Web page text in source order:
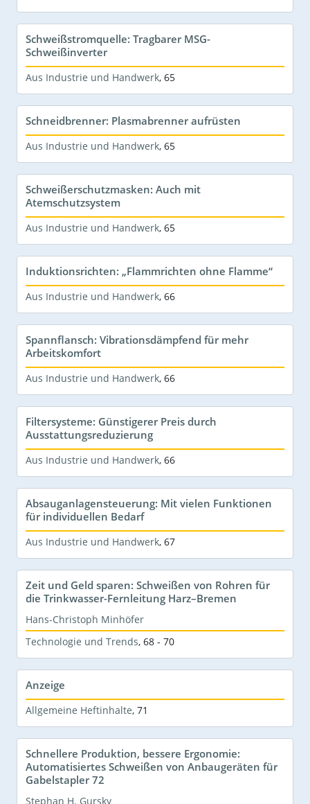
Schweißstromquelle: Tragbarer MSG-
Schweißinverter
Aus Industrie und Handwerk, 65
Schneidbrenner: Plasmabrenner aufrüsten
Aus Industrie und Handwerk, 65
Schweißerschutzmasken: Auch mit
Atemschutzsystem
Aus Industrie und Handwerk, 65
Induktionsrichten: „Flammrichten ohne Flamme“
Aus Industrie und Handwerk, 66
Spannflansch: Vibrationsdämpfend für mehr
Arbeitskomfort
Aus Industrie und Handwerk, 66
Filtersysteme: Günstigerer Preis durch
Ausstattungsreduzierung
Aus Industrie und Handwerk, 66
Absauganlagensteuerung: Mit vielen Funktionen
für individuellen Bedarf
Aus Industrie und Handwerk, 67
Zeit und Geld sparen: Schweißen von Rohren für
die Trinkwasser-Fernleitung Harz–Bremen
Hans-Christoph Minhöfer
Technologie und Trends, 68 - 70
Anzeige
Allgemeine Heftinhalte, 71
Schnellere Produktion, bessere Ergonomie:
Automatisiertes Schweißen von Anbaugeräten für
Gabelstapler 72
Stephan H. Gursky